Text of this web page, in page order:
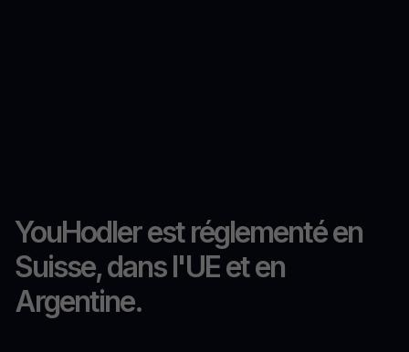
YouHodler est réglementé en
Suisse, dans l'UE et en
Argentine.